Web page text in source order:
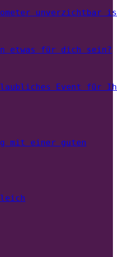
unverzichtbar
etwas für dich sein?
Event für
mit einer guten